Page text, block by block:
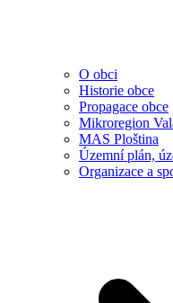
O obci
Historie obce
Propagace obce
Mikroregion
MAS Ploština
Územní plán,
Organizace a